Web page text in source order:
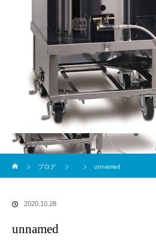
ブログ
ブログ
unnamed
2020.10.28
unnamed